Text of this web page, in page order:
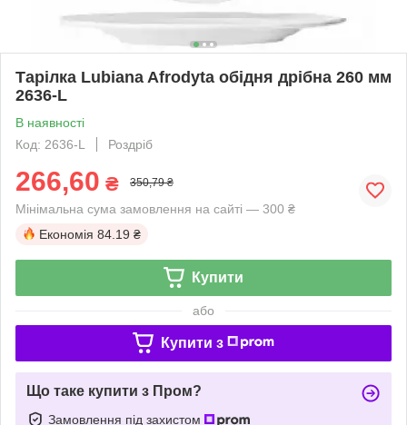
Тарілка Lubiana Afrodyta обідня дрібна 260 мм
2636-L
В наявності
Код: 2636-L
Роздріб
266,60 ₴ 350,79 ₴
Мінімальна сума замовлення на сайті — 300 ₴
Економія 84.19 ₴
Купити
або
Купити з
Що таке купити з Пром?
Замовлення під захистом